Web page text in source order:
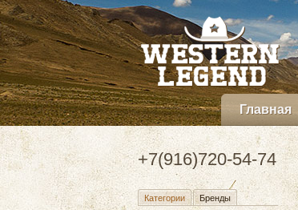
Главная
+7(916)720-54-74
Категории Бренды